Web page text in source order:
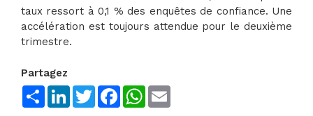
taux ressort à 0,1 % des enquêtes de confiance. Une
accélération est toujours attendue pour le deuxième
trimestre.
Partagez
ShareLinkedInTwitterFacebookWhatsApp